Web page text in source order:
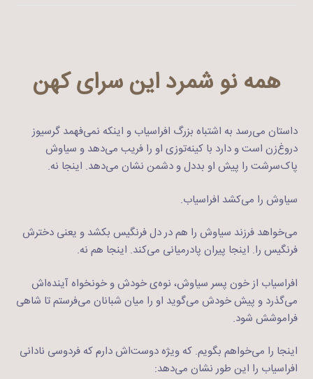
همه نو شمرد این سرای کهن
داستان می‌رسد به اشتباه بزرگ افراسیاب و اینکه نمی‌فهمد گرسیوز
دروغ‌زن است و دارد با کینه‌توزی او را فریب می‌دهد و سیاوش
پاک‌سرشت را پیش او بددل و دشمن نشان می‌دهد. اینجا نه.
سیاوش را می‌کشد افراسیاب.
می‌خواهد فرزند سیاوش را هم در دل فرنگیس بکشد و یعنی دخترش
فرنگیس را. اینجا پیران پادرمیانی می‌کند. اینجا هم نه.
افراسیاب از خون پسر سیاوش، نوه‌ی خودش و خونخواه آینده‌اش
می‌گذرد و پیش خودش می‌گوید او را میان شبانان می‌فرستم تا شاهی
فراموشش شود.
اینجا را می‌خواهم بگویم. که ویژه دوست‌اش دارم که فردوسی نادانی
افراسیاب را این طور نشان می‌دهد: